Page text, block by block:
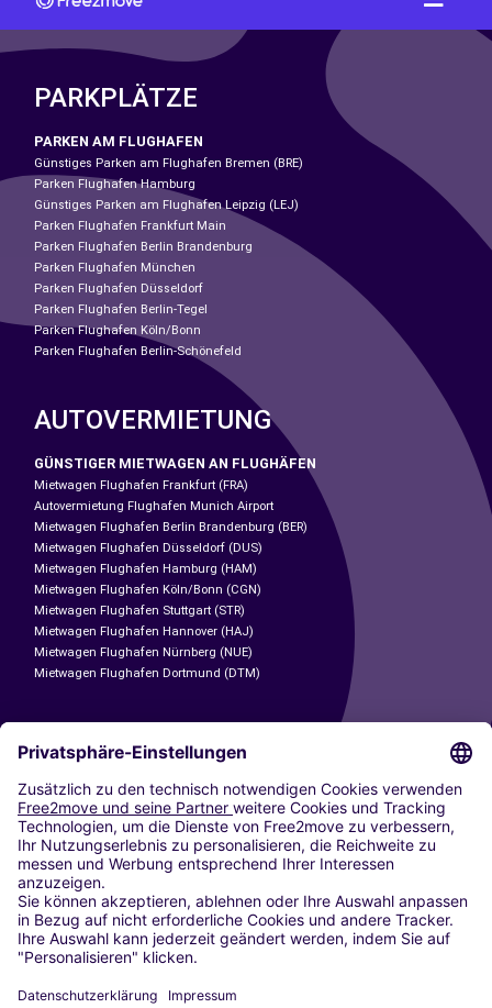
PARKPLÄTZE
PARKEN AM FLUGHAFEN
Günstiges Parken am Flughafen Bremen (BRE)
Parken Flughafen Hamburg
Günstiges Parken am Flughafen Leipzig (LEJ)
Parken Flughafen Frankfurt Main
Parken Flughafen Berlin Brandenburg
Parken Flughafen München
Parken Flughafen Düsseldorf
Parken Flughafen Berlin-Tegel
Parken Flughafen Köln/Bonn
Parken Flughafen Berlin-Schönefeld
AUTOVERMIETUNG
GÜNSTIGER MIETWAGEN AN FLUGHÄFEN
Mietwagen Flughafen Frankfurt (FRA)
Autovermietung Flughafen Munich Airport
Mietwagen Flughafen Berlin Brandenburg (BER)
Mietwagen Flughafen Düsseldorf (DUS)
Mietwagen Flughafen Hamburg (HAM)
Mietwagen Flughafen Köln/Bonn (CGN)
Mietwagen Flughafen Stuttgart (STR)
Mietwagen Flughafen Hannover (HAJ)
Mietwagen Flughafen Nürnberg (NUE)
Mietwagen Flughafen Dortmund (DTM)
CARSHARING
UNSERE STÄDTE
Paris
Madrid
Washington DC
Mailand
Rom
Turin
Wien
Berlin
Düsseldorf